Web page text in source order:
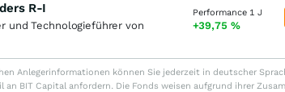
R-I
und Technologieführer von
Performance 1 J
+39,75 %
Anlegerinformationen können Sie jederzeit in deutscher
an BIT Capital anfordern. Die Fonds weisen aufgrund ihrer